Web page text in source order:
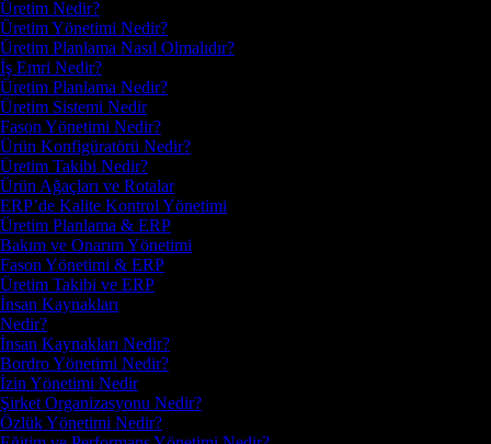
Üretim Nedir?
Üretim Yönetimi Nedir?
Üretim Planlama Nasıl Olmalıdır?
İş Emri Nedir?
Üretim Planlama Nedir?
Üretim Sistemi Nedir
Fason Yönetimi Nedir?
Ürün Konfigüratörü Nedir?
Üretim Takibi Nedir?
Ürün Ağaçları ve Rotalar
ERP’de Kalite Kontrol Yönetimi
Üretim Planlama & ERP
Bakım ve Onarım Yönetimi
Fason Yönetimi & ERP
Üretim Takibi ve ERP
İnsan Kaynakları
Nedir?
İnsan Kaynakları Nedir?
Bordro Yönetimi Nedir?
İzin Yönetimi Nedir
Şirket Organizasyonu Nedir?
Özlük Yönetimi Nedir?